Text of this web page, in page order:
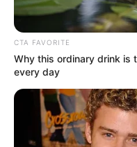
Bikin Ngakak, 10
Cosplay Murah
Seadanya
CTA FAVORITE
Why this ordinary drink is
every day